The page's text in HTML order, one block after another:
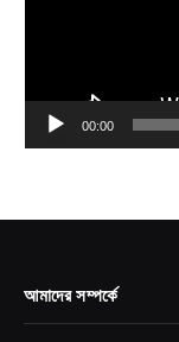
00:00
আমাদের সম্পর্কে